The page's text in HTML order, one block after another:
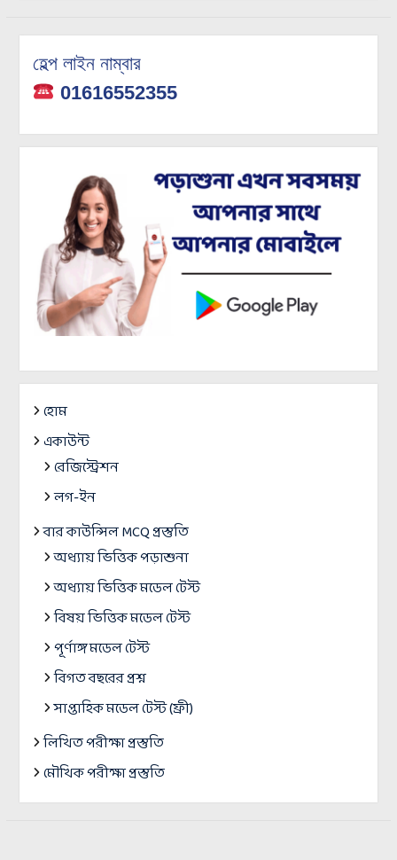
হেল্প লাইন নাম্বার
01616552355
হোম
একাউন্ট
রেজিস্ট্রেশন
লগ-ইন
বার কাউন্সিল MCQ প্রস্তুতি
অধ্যায় ভিত্তিক পড়াশুনা
অধ্যায় ভিত্তিক মডেল টেস্ট
বিষয় ভিত্তিক মডেল টেস্ট
পূর্ণাঙ্গ মডেল টেস্ট
বিগত বছরের প্রশ্ন
সাপ্তাহিক মডেল টেস্ট (ফ্রী)
লিখিত পরীক্ষা প্রস্তুতি
মৌখিক পরীক্ষা প্রস্তুতি